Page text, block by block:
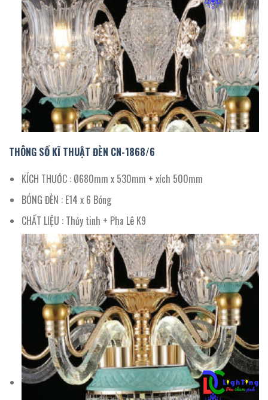
THÔNG SỐ KĨ THUẬT ĐÈN CN-1868/6
KÍCH THƯỚC : Ø680mm x 530mm + xích 500mm
BÓNG ĐÈN : E14 x 6 Bóng
CHẤT LIỆU : Thủy tinh + Pha Lê K9